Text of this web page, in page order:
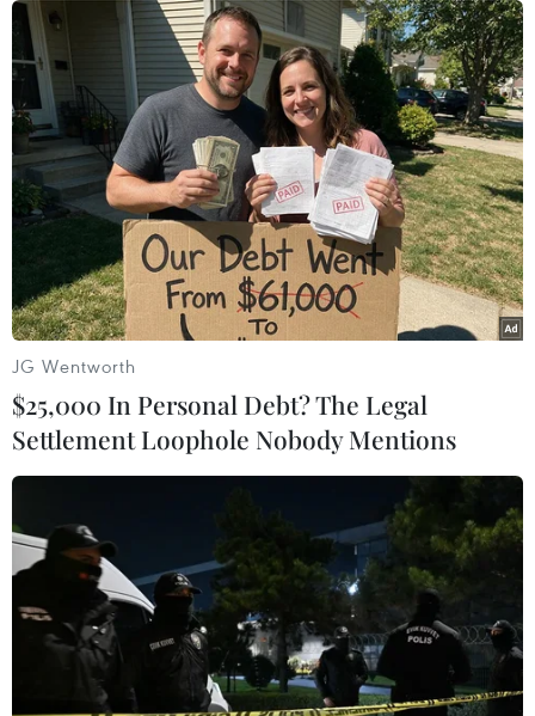
Thanh niên 9X bất ngờ dùng dao xông vào
ngân hàng uy hiếp xin tiền
13/08/2018 12:06
14 giờ ngày 13/8, một thanh niên cầm dao đi vào phòng
giao dịch Ngân hàng Vietinbank ở 236 Nguyễn Sơn,
Thành phố Hồ Chí Minh, lớn tiếng đe dọa khiến nhân
viên và khách hàng hốt hoảng.
JG Wentworth
$25,000 In Personal Debt? The Legal
Settlement Loophole Nobody Mentions